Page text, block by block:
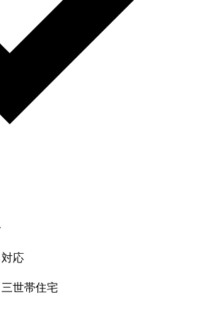
応
世帯住宅